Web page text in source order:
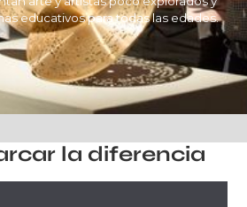
educativos para todas las edades.
la diferencia